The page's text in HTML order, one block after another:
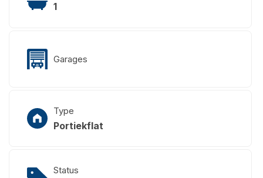
1
Garages
Type
Portiekflat
Status